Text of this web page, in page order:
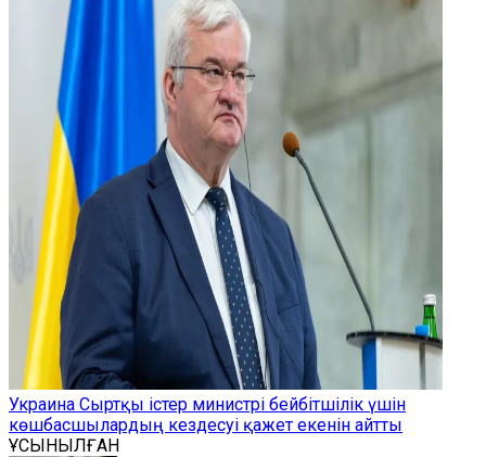
Украина Сыртқы істер министрі бейбітшілік үшін
көшбасшылардың кездесуі қажет екенін айтты
ҰСЫНЫЛҒАН